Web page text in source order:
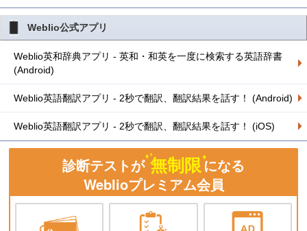
Weblio公式アプリ
Weblio英和辞典アプリ - 英和・和英を一度に検索する英語辞書
(Android)
Weblio英語翻訳アプリ - 2秒で翻訳、翻訳結果を話す！ (Android)
Weblio英語翻訳アプリ - 2秒で翻訳、翻訳結果を話す！ (iOS)
診断テストが 無制限になる
Weblioプレミアム会員